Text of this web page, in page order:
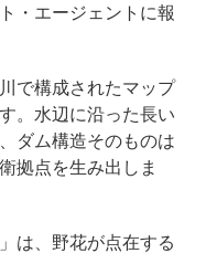
・エージェントに報
で構成されたマップ
。水辺に沿った長い
ダム構造そのものは
拠点を生み出しま
は、野花が点在する